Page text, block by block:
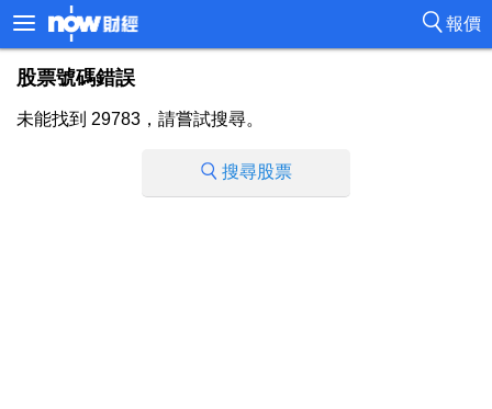
報價
股票號碼錯誤
未能找到 29783，請嘗試搜尋。
搜尋股票